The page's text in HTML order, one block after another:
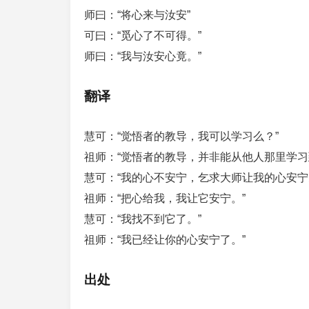
师曰：“将心来与汝安”
可曰：“觅心了不可得。”
师曰：“我与汝安心竟。”
翻译
慧可：“觉悟者的教导，我可以学习么？”
祖师：“觉悟者的教导，并非能从他人那里学习
慧可：“我的心不安宁，乞求大师让我的心安宁
祖师：“把心给我，我让它安宁。”
慧可：“我找不到它了。”
祖师：“我已经让你的心安宁了。”
出处